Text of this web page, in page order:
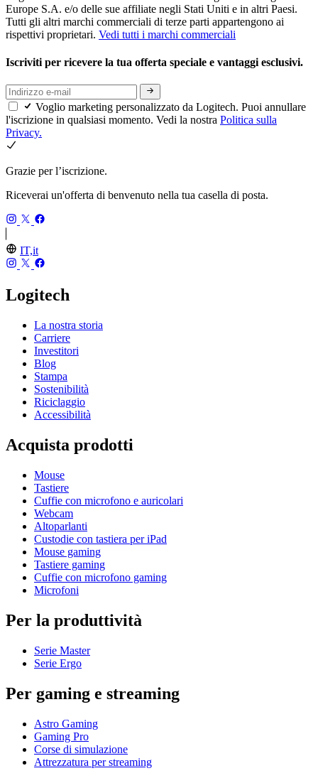
Europe S.A. e/o delle sue affiliate negli Stati Uniti e in altri Paesi.
Tutti gli altri marchi commerciali di terze parti appartengono ai
rispettivi proprietari. Vedi tutti i marchi commerciali
Iscriviti per ricevere la tua offerta speciale e vantaggi esclusivi.
Voglio marketing personalizzato da Logitech. Puoi annullare
l'iscrizione in qualsiasi momento. Vedi la nostra Politica sulla
Privacy.
Grazie per l’iscrizione.
Riceverai un'offerta di benvenuto nella tua casella di posta.
IT,it
Logitech
La nostra storia
Carriere
Investitori
Blog
Stampa
Sostenibilità
Riciclaggio
Accessibilità
Acquista prodotti
Mouse
Tastiere
Cuffie con microfono e auricolari
Webcam
Altoparlanti
Custodie con tastiera per iPad
Mouse gaming
Tastiere gaming
Cuffie con microfono gaming
Microfoni
Per la produttività
Serie Master
Serie Ergo
Per gaming e streaming
Astro Gaming
Gaming Pro
Corse di simulazione
Attrezzatura per streaming